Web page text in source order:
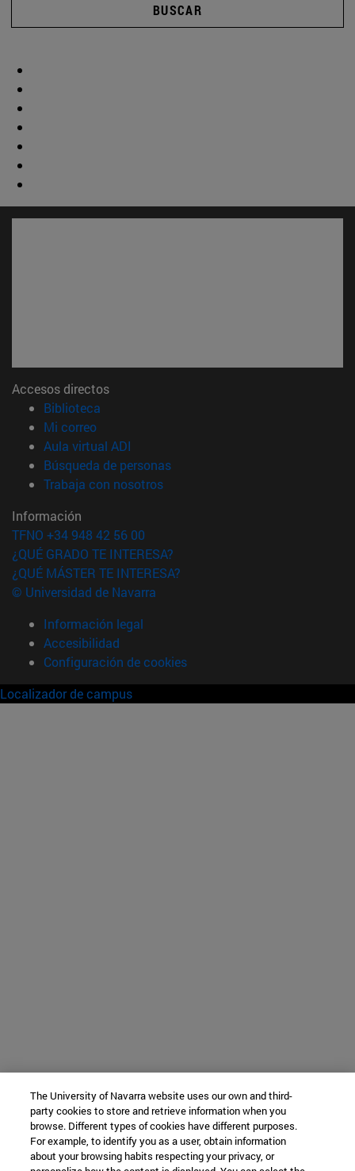
BUSCAR
Accesos directos
Biblioteca
Mi correo(abre en nueva ventana)
Aula virtual ADI
Búsqueda de personas(abre en nueva ventana)
Trabaja con nosotros(abre en nueva ventana)
Información
TFNO +34 948 42 56 00
¿QUÉ GRADO TE INTERESA?
¿QUÉ MÁSTER TE INTERESA?
© Universidad de Navarra
Información legal
Accesibilidad
Configuración de cookies
Localizador de campus
The University of Navarra website uses our own and third-
party cookies to store and retrieve information when you
browse. Different types of cookies have different purposes.
For example, to identify you as a user, obtain information
about your browsing habits respecting your privacy, or